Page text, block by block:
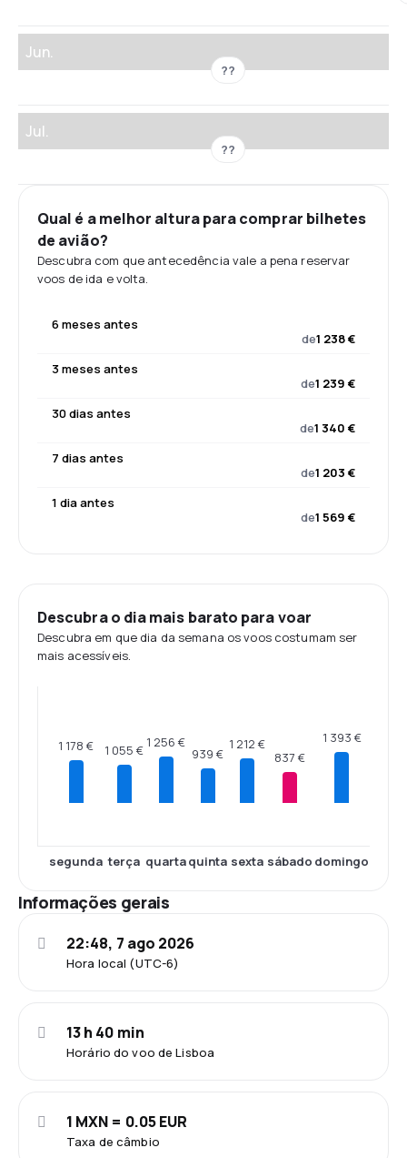
Jun.
??
Jul.
??
Qual é a melhor altura para comprar bilhetes
de avião?
Descubra com que antecedência vale a pena reservar
voos de ida e volta.
6 meses antes
de1 238 €
3 meses antes
de1 239 €
30 dias antes
de1 340 €
7 dias antes
de1 203 €
1 dia antes
de1 569 €
Descubra o dia mais barato para voar
Descubra em que dia da semana os voos costumam ser
mais acessíveis.
1 178 €
segunda
1 055 €
terça
1 256 €
quarta
939 €
quinta
1 212 €
sexta
837 €
sábado
1 393 €
domingo
Informações gerais
Hora local (UTC-6)
22:48, 7 ago 2026
Horário do voo de Lisboa
13 h 40 min
Taxa de câmbio
1 MXN = 0.05 EUR